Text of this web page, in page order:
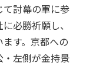
討幕の軍に参
必勝祈願し、
す。京都への
左側が金持景